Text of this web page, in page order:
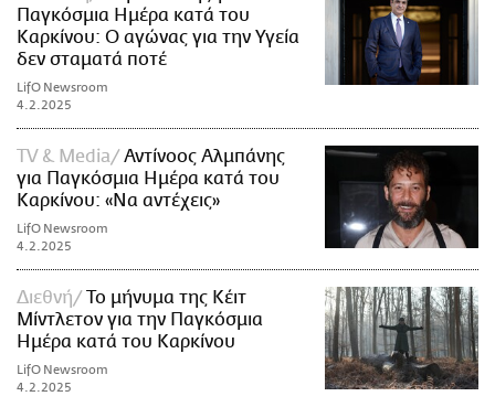
Παγκόσμια Ημέρα κατά του
Καρκίνου: Ο αγώνας για την Υγεία
δεν σταματά ποτέ
LifO Newsroom
4.2.2025
TV & Media
Αντίνοος Αλμπάνης
για Παγκόσμια Ημέρα κατά του
Καρκίνου: «Να αντέχεις»
LifO Newsroom
4.2.2025
Διεθνή
Το μήνυμα της Κέιτ
Μίντλετον για την Παγκόσμια
Ημέρα κατά του Καρκίνου
LifO Newsroom
4.2.2025